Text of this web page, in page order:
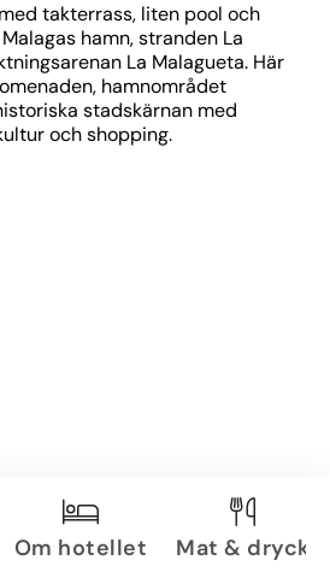
takterrass, liten pool och
hamn, stranden La
La Malagueta. Här
hamnområdet
stadskärnan med
och shopping.
Om hotellet Mat & dryck